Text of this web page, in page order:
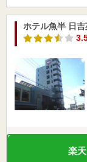
ホテル魚半 日吉
楽